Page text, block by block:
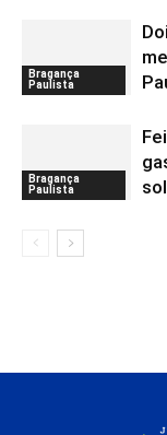
Bragança
Paulista
Bragança
Paulista